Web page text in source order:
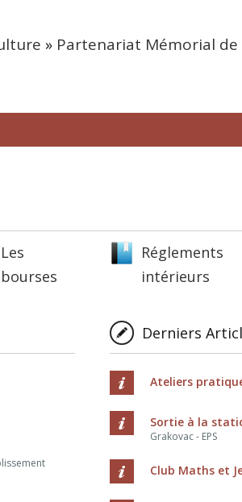
» Partenariat Mémorial de
Les
bourses
Réglements
intérieurs
Derniers
Ateliers
Sortie à la
Grakovac - EPS
Club Maths et